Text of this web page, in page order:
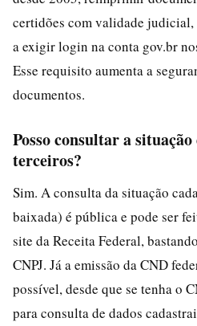
certidões com validade judicial,
a exigir login na conta gov.br
Esse requisito aumenta a
documentos.
Posso consultar a
terceiros?
Sim. A consulta da situação
baixada) é pública e pode ser
site da Receita Federal,
CNPJ. Já a emissão da CND
possível, desde que se tenha o
para consulta de dados